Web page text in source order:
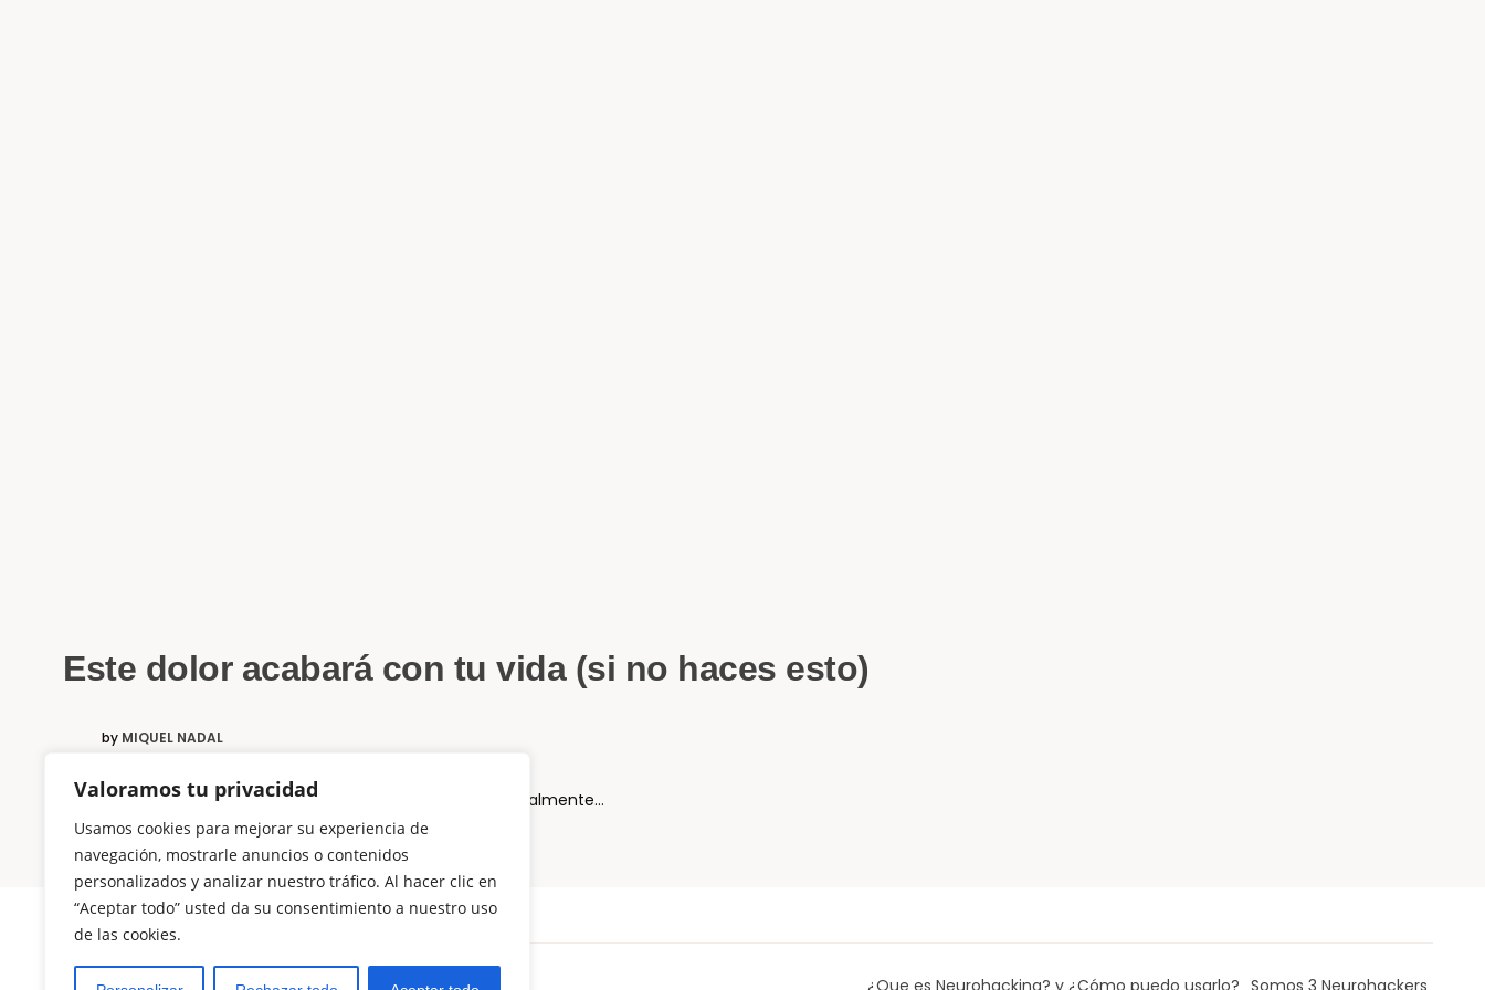
Valoramos tu privacidad
Usamos cookies para mejorar su experiencia de
navegación, mostrarle anuncios o contenidos
personalizados y analizar nuestro tráfico. Al hacer clic en
“Aceptar todo” usted da su consentimiento a nuestro uso
de las cookies.
Este dolor acabará con tu vida (si no haces esto)
by MIQUEL NADAL
Las creencias que heredas de tu familia pueden ser potencialmente…
© Copyright El Método Neurohacking® ¿Que es Neurohacking? y ¿Cómo puedo usarlo? Somos 3 Neurohackers